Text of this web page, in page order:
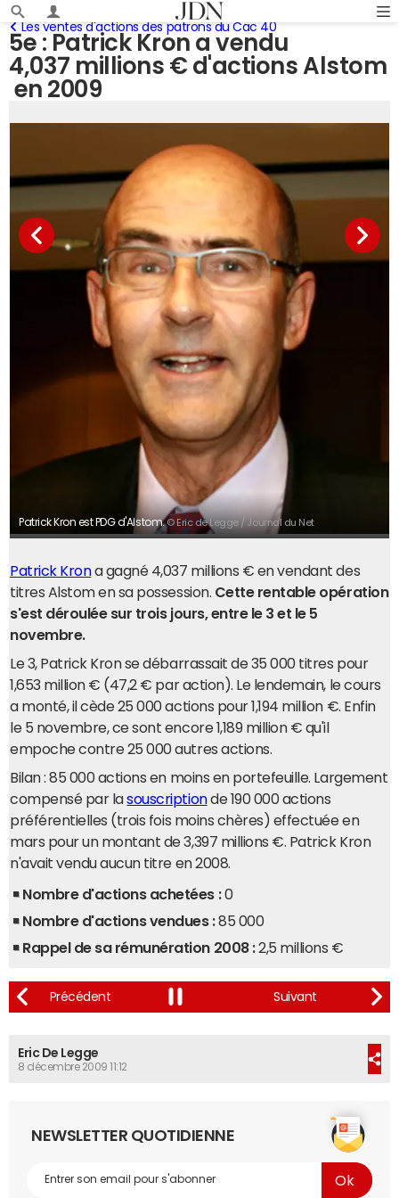
5e : Patrick Kron a vendu
4,037 millions € d'actions Alstom
en 2009
Les ventes d'actions des patrons du Cac 40
Patrick Kron est PDG d'Alstom.© Eric de Legge / Journal du Net
Patrick Krona gagné 4,037 millions € en vendant des
titres Alstom en sa possession. Cette rentable opération
s'est déroulée sur trois jours, entre le 3 et le 5
novembre.
Le 3, Patrick Kron se débarrassait de 35 000 titres pour
1,653 million € (47,2 € par action). Le lendemain, le cours
a monté, il cède 25 000 actions pour 1,194 million €. Enfin
le 5 novembre, ce sont encore 1,189 million € qu'il
empoche contre 25 000 autres actions.
Bilan : 85 000 actions en moins en portefeuille. Largement
compensé par lasouscriptionde 190 000 actions
préférentielles (trois fois moins chères) effectuée en
mars pour un montant de 3,397 millions €. Patrick Kron
n'avait vendu aucun titre en 2008.
Nombre d'actions achetées :0
Nombre d'actions vendues :85 000
Rappel de sa rémunération 2008 :2,5 millions €
Eric De Legge
8 décembre 2009 11:12
NEWSLETTER QUOTIDIENNE